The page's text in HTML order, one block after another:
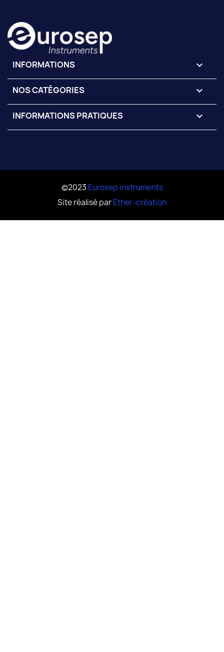
INFORMATIONS keyboard_arrow_down
NOS CATÉGORIES 
INFORMATIONS PRATIQUES 
©2023 Eurosep instruments
Site réalisé parEther-création